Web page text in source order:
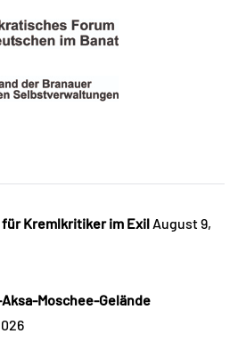
Kremlkritiker im Exil August 9,
Moschee-Gelände